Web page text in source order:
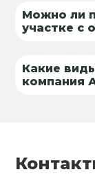
Можно ли
участке с
Какие
компания